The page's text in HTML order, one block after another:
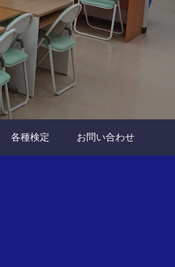
各種検定 お問い合わせ